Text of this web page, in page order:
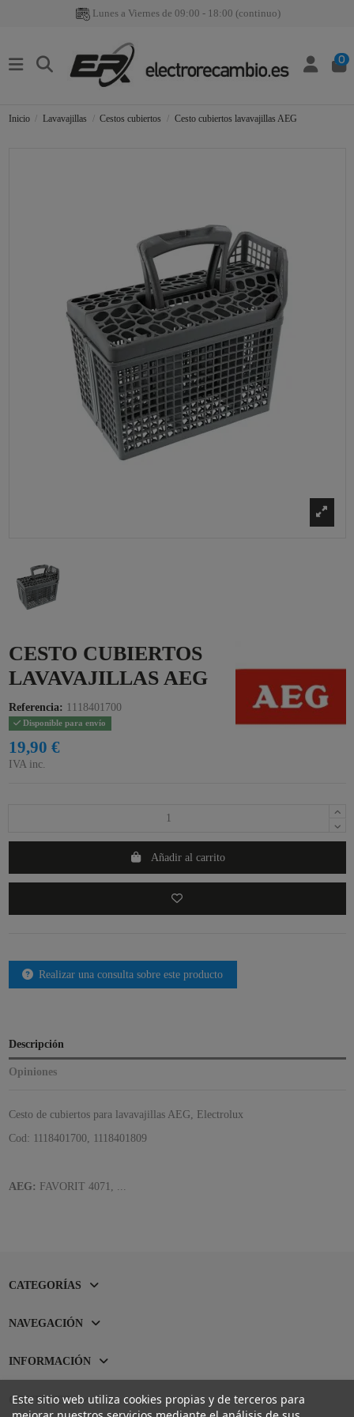
Lunes a Viernes de 09:00 - 18:00 (continuo)
0
Inicio Lavavajillas Cestos cubiertos Cesto cubiertos lavavajillas AEG
CESTO CUBIERTOS
LAVAVAJILLAS AEG
Referencia: 1118401700
Disponible para envío
19,90 €
IVA inc.
Añadir al carrito
Realizar una consulta sobre este producto
Descripción
Opiniones
Cesto de cubiertos para lavavajillas AEG, Electrolux
Cod: 1118401700, 1118401809
AEG: FAVORIT 4071, ...
CATEGORÍAS
NAVEGACIÓN
INFORMACIÓN
CONTACTO
Este sitio web utiliza cookies propias y de terceros para